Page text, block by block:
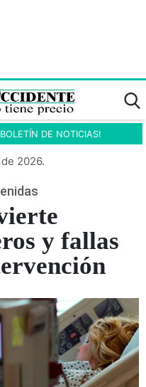
DE NOTICIAS!
2026.
y fallas